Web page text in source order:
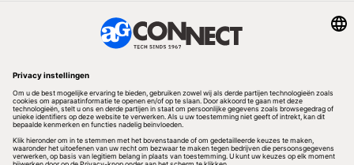
Volg ons
Redactionele partner